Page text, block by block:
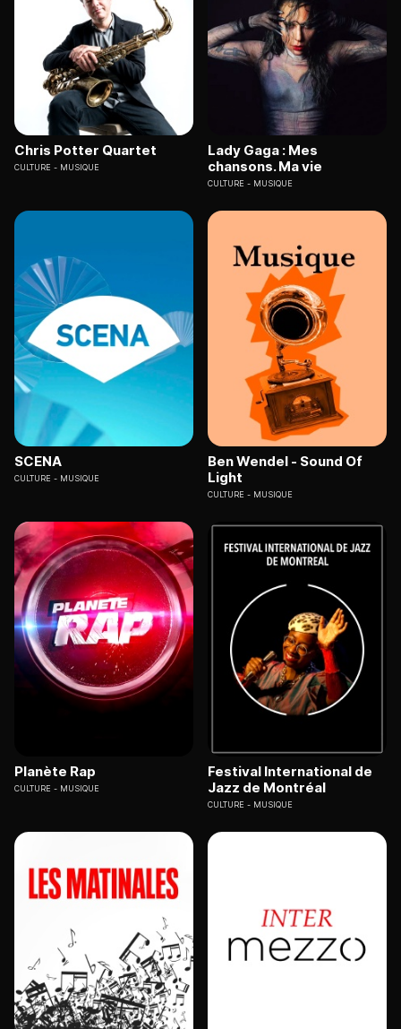
Chris Potter Quartet
CULTURE MUSIQUE
Lady Gaga : Mes
chansons. Ma vie
CULTURE MUSIQUE
SCENA
CULTURE MUSIQUE
Ben Wendel - Sound Of
Light
CULTURE MUSIQUE
Planète Rap
CULTURE MUSIQUE
Festival International de
Jazz de Montréal
CULTURE MUSIQUE